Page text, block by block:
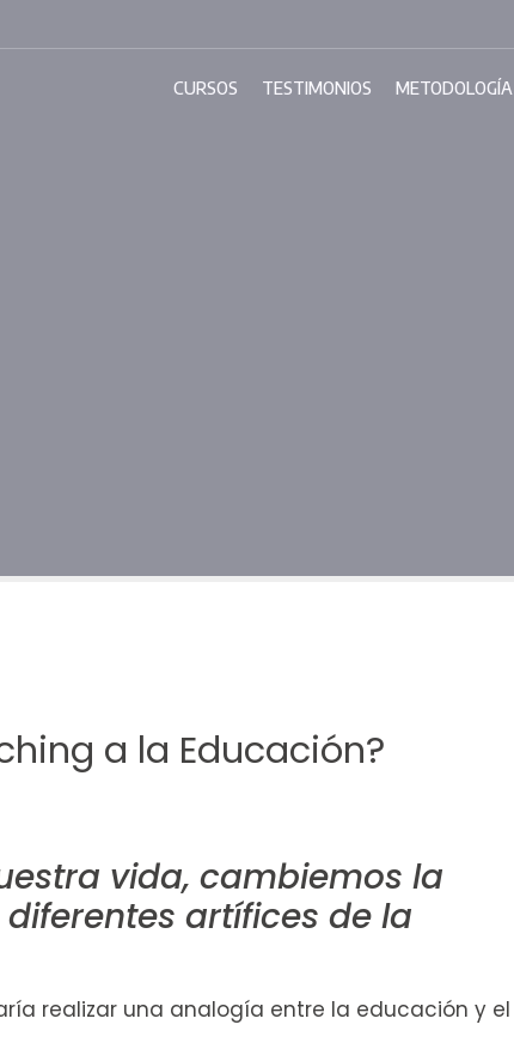
CURSOS TESTIMONIOS METODOLOGÍA
a la Educación?
vida, cambiemos la
artífices de la
realizar una analogía entre la educación y el